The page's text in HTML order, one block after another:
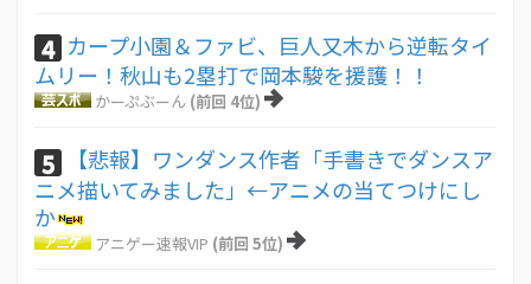
4 カープ小園＆ファビ、巨人又木から逆転タイ
ムリー！秋山も2塁打で岡本駿を援護！！
かーぷぶーん (前回 4位)
5
【悲報】ワンダンス作者「手書きでダンスア
ニメ描いてみました」←アニメの当てつけにし
か
アニゲー速報VIP (前回 5位)